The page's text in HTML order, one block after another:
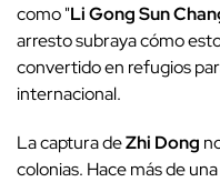
como "Li Gong Sun
arresto subraya cómo
convertido en refugios
internacional.
La captura deZhi Dong
colonias. Hace más de